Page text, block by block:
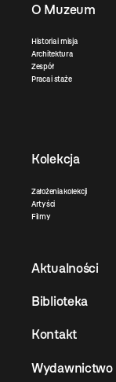
O Muzeum
Historia i misja
Architektura
Zespół
Praca i staże
Kolekcja
Założenia kolekcji
Artyści
Filmy
Aktualności
Biblioteka
Kontakt
Wydawnictwo